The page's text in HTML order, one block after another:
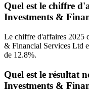
Quel est le chiffre
Investments &
Le chiffre d'affaires 2025
& Financial Services Ltd
de 12.8%.
Quel est le résultat
Investments &